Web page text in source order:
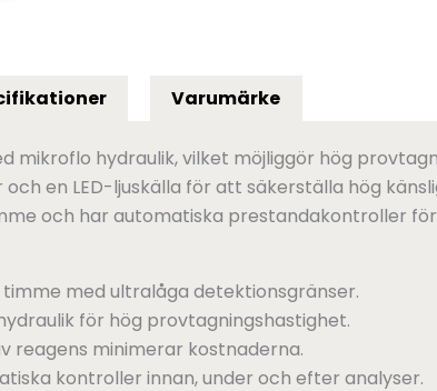
Varumärke
mikroflo hydraulik, vilket möjliggör hög
en LED-ljuskälla för att säkerställa hög
och har automatiska prestandakontroller
med ultralåga detektionsgränser.
för hög provtagningshastighet.
reagens minimerar kostnaderna.
kontroller innan, under och efter analyser.